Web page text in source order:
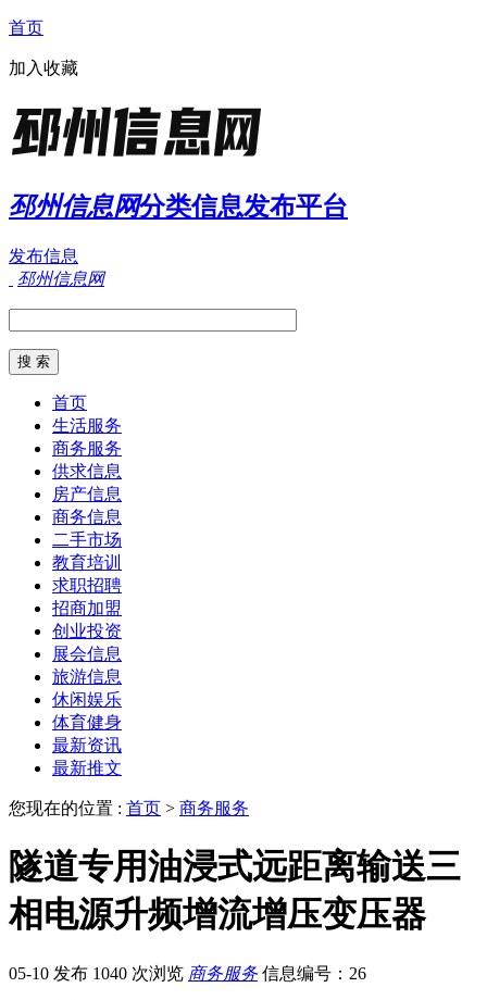
首页
加入收藏
邳州信息网分类信息发布平台
发布信息
邳州信息网
首页
生活服务
商务服务
供求信息
房产信息
商务信息
二手市场
教育培训
求职招聘
招商加盟
创业投资
展会信息
旅游信息
休闲娱乐
体育健身
最新资讯
最新推文
您现在的位置 : 首页 > 商务服务
隧道专用油浸式远距离输送三
相电源升频增流增压变压器
05-10 发布 1040 次浏览 商务服务 信息编号：26